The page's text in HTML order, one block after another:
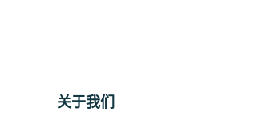
关于我们